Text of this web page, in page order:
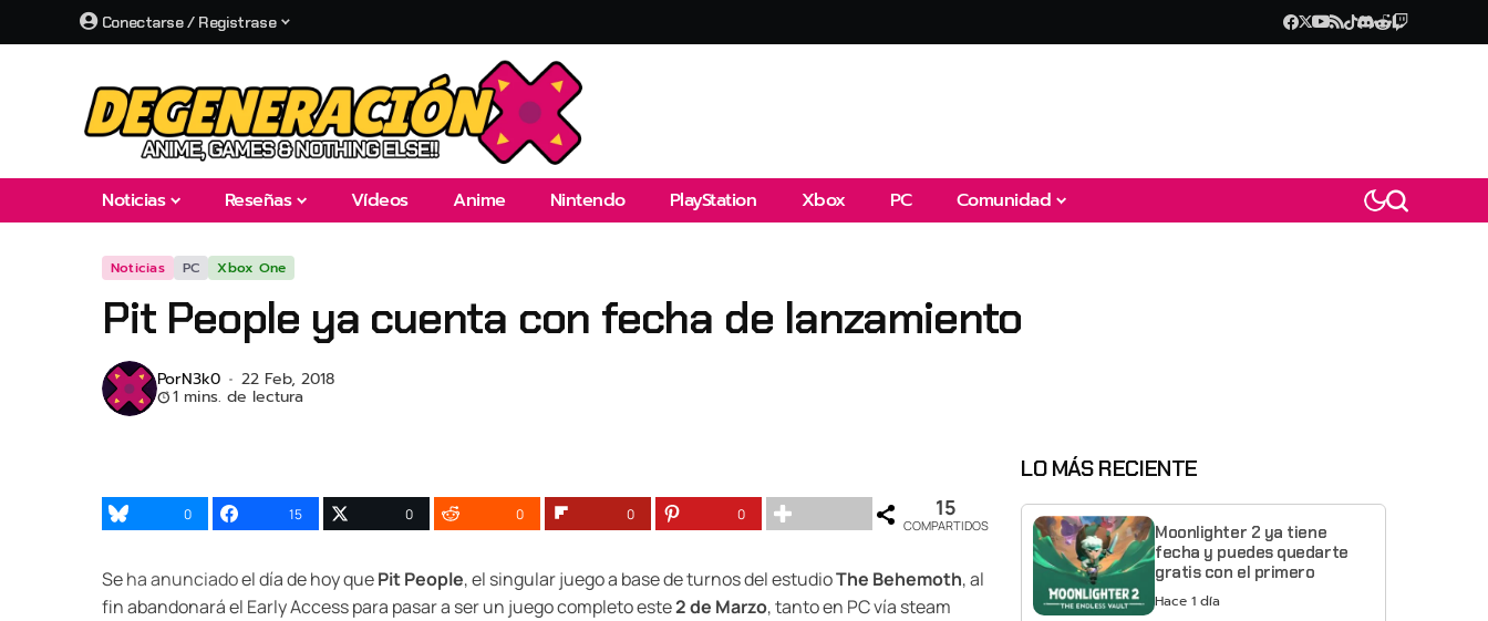
Conectarse / Registrase
Noticias Reseñas Vídeos Anime Nintendo PlayStation Xbox PC Comunidad
Noticias PC Xbox One
Pit People ya cuenta con fecha de lanzamiento
PorN3k0 22 Feb, 2018
1 mins. de lectura
0 15 0 0 0 0 15
COMPARTIDOS
Seha anunciadoel día de hoy quePit People, el singular juego a base de turnos del estudioThe Behemoth, al
fin abandonará el Early Access para pasar a ser un juego completo este2 de Marzo, tanto en PC vía steam
LO MÁS RECIENTE
Moonlighter 2 ya tiene
fecha y puedes quedarte
gratis con el primero
Hace 1 día